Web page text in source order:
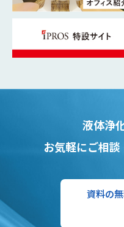
液体浄
お気軽にご相談
資料の